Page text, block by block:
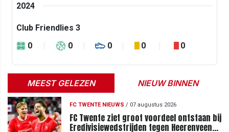
2024
Club Friendlies 3
0
0 0 0 0
MEEST GELEZEN NIEUW BINNEN
FC TWENTE NIEUWS / 07 augustus 2026
FC Twente ziet groot voordeel ontstaan bij
Eredivisiewedstrijden tegen Heerenveen